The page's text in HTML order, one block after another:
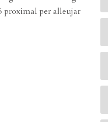
proximal per alleujar